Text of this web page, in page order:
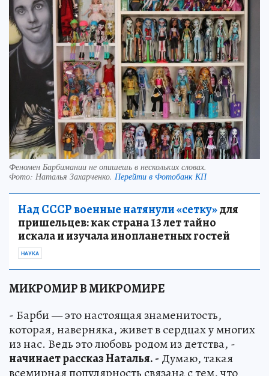
Феномен Барбимании не опишешь в нескольких словах.
Фото: Наталья Захарченко. Перейти в Фотобанк КП
Над СССР военные натянули «сетку»для
пришельцев: как страна 13 лет тайно
искала и изучала инопланетных гостей
НАУКА
МИКРОМИР В МИКРОМИРЕ
- Барби — это настоящая знаменитость,
которая, наверняка, живет в сердцах у многих
из нас. Ведь это любовь родом из детства, -
начинает рассказ Наталья. - Думаю, такая